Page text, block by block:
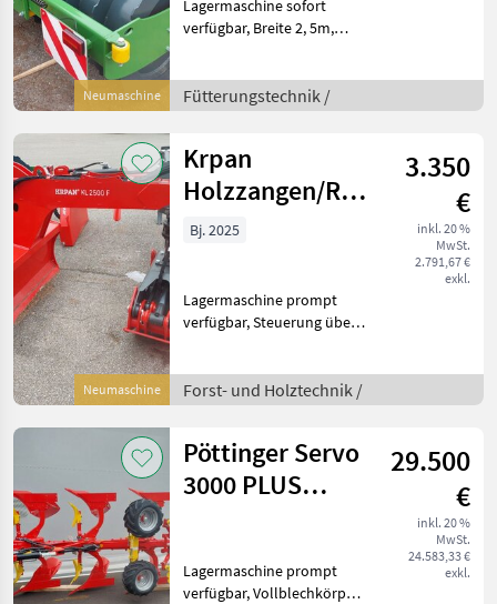
Neumaschine
Lagermaschine sofort
verfügbar, Breite 2, 5m,
Silotechnik
Fütterungstechnik /
Neumaschine
Krpan
Holzzangen/Rückezangen
KL 2500F
3.350
€
inkl. 20 %
MwSt.
2.791,67 €
exkl.
Bj. 2025
Lagermaschine prompt
verfügbar, Steuerung über
Rückezangen
Forst- und Holztechnik /
Pöttinger Servo
3000 PLUS
29.500
€
inkl. 20 %
MwSt.
24.583,33 €
exkl.
Lagermaschine prompt
verfügbar, Vollblechkörper